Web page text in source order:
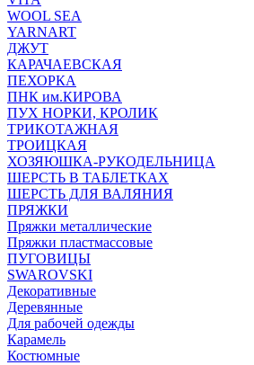
WOOL SEA
YARNART
ДЖУТ
КАРАЧАЕВСКАЯ
ПЕХОРКА
ПНК им.КИРОВА
ПУХ НОРКИ, КРОЛИК
ТРИКОТАЖНАЯ
ТРОИЦКАЯ
ХОЗЯЮШКА-РУКОДЕЛЬНИЦА
ШЕРСТЬ В ТАБЛЕТКАХ
ШЕРСТЬ ДЛЯ ВАЛЯНИЯ
ПРЯЖКИ
Пряжки металлические
Пряжки пластмассовые
ПУГОВИЦЫ
SWAROVSKI
Декоративные
Деревянные
Для рабочей одежды
Карамель
Костюмные